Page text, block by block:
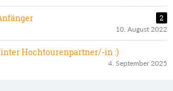
2
10. August 2022
Hochtourenpartner/-in :)
4. September 2025